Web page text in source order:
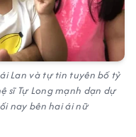
Lan và tự tin tuyên bố tỷ
sĩ Tự Long mạnh dạn dự
nay bên hai ái nữ